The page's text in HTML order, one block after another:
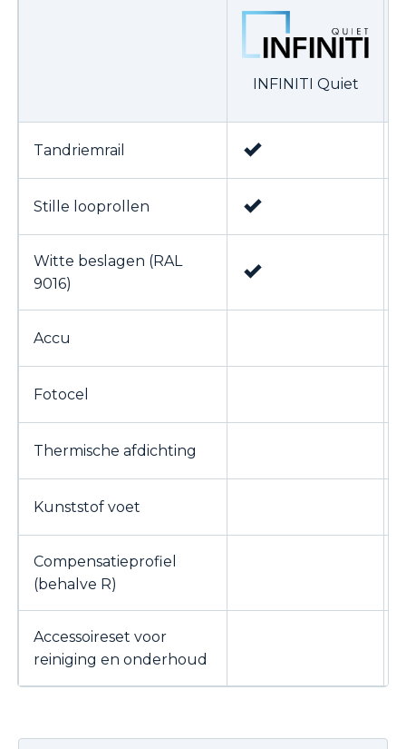
INFINITI Quiet
Tandriemrail ✓
Stille looprollen ✓
Witte beslagen (RAL
9016)
✓
Accu
Fotocel
Thermische afdichting
Kunststof voet
Compensatieprofiel
(behalve R)
Accessoireset voor
reiniging en onderhoud